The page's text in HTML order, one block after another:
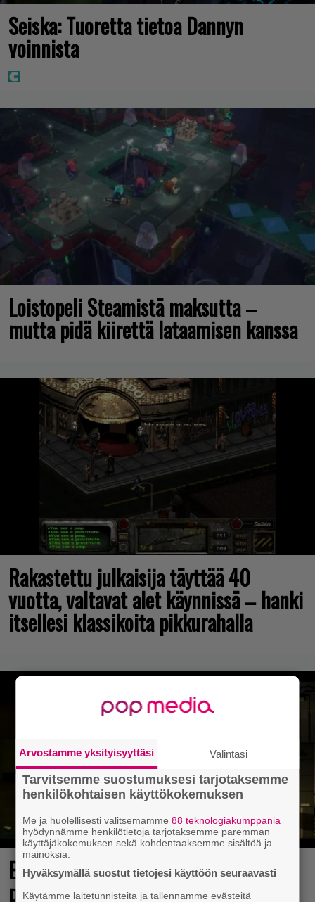
Seiska: Tuoretta tietoa Dannyn
voinnista
Loistopeli Steamistä maksutta –
mutta pidä kiirettä lataamisen kanssa
Rakastettu julkaisija täyttää 40
vuotta, valtavat alet käynnissä – hanki
itsellesi klassikoita pikkurahalla
Elokuun PlayStation Plus Essential -
pelit ilmestyivät – mukana todellinen
Arvostamme yksityisyyttäsi Valintasi
Tarvitsemme suostumuksesi tarjotaksemme
henkilökohtaisen käyttökokemuksen
Me ja huolellisesti valitsemamme88 teknologiakumppania
hyödynnämme henkilötietoja tarjotaksemme paremman
käyttäjäkokemuksen sekä kohdentaaksemme sisältöä ja
mainoksia.
Hyväksymällä suostut tietojesi käyttöön seuraavasti
Käytämme laitetunnisteita ja tallennamme evästeitä